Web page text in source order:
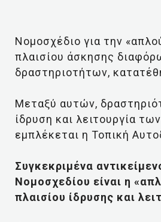
Νομοσχέδιο για την
πλαισίου άσκησης
δραστηριοτήτων,
Μεταξύ αυτών,
ίδρυση και λειτουργία
εμπλέκεται η Τοπική
Συγκεκριμένα
Νομοσχεδίου είναι η
πλαισίου ίδρυσης και